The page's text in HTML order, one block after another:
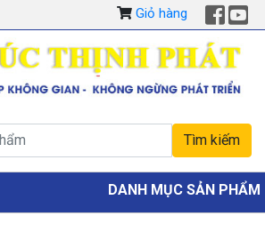
Giỏ hàng
DANH MỤC SẢN PHẨM